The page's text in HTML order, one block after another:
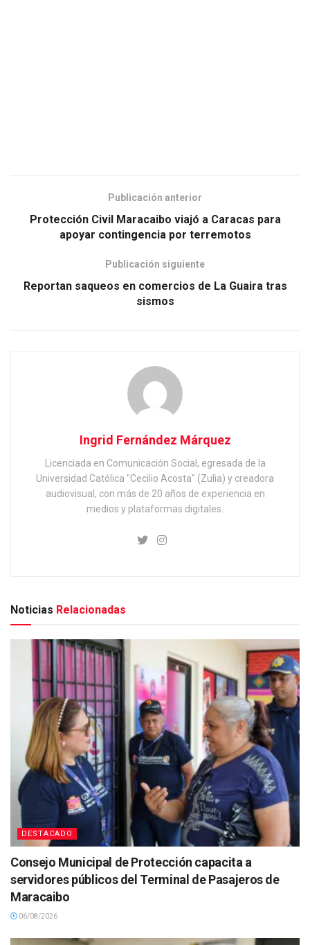
Publicación anterior
Protección Civil Maracaibo viajó a Caracas para
apoyar contingencia por terremotos
Publicación siguiente
Reportan saqueos en comercios de La Guaira tras
sismos
Ingrid Fernández Márquez
Licenciada en Comunicación Social, egresada de la
Universidad Católica "Cecilio Acosta" (Zulia) y creadora
audiovisual, con más de 20 años de experiencia en
medios y plataformas digitales.
Noticias Relacionadas
DESTACADO
Consejo Municipal de Protección capacita a
servidores públicos del Terminal de Pasajeros de
Maracaibo
06/08/2026